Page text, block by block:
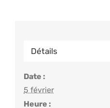
Détails
Date :
5 février
Heure :